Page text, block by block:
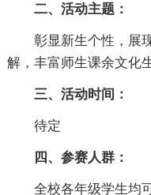
二、活动主题：
彰显新生个性，展
解，丰富师生课余文化
三、活动时间：
待定
四、参赛人群：
全校各年级学生均